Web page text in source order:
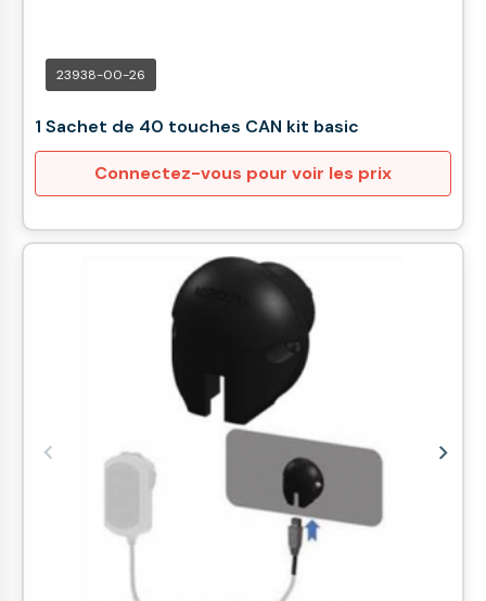
23938-00-26
1 Sachet de 40 touches CAN kit basic
Connectez-vous pour voir les prix